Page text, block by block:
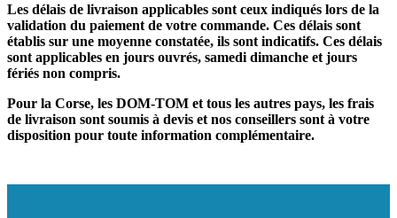
Les délais de livraison applicables sont ceux indiqués lors de la
validation du paiement de votre commande. Ces délais sont
établis sur une moyenne constatée, ils sont indicatifs. Ces délais
sont applicables en jours ouvrés, samedi dimanche et jours
fériés non compris.
Pour la Corse, les DOM-TOM et tous les autres pays, les frais
de livraison sont soumis à devis et nos conseillers sont à votre
disposition pour toute information complémentaire.